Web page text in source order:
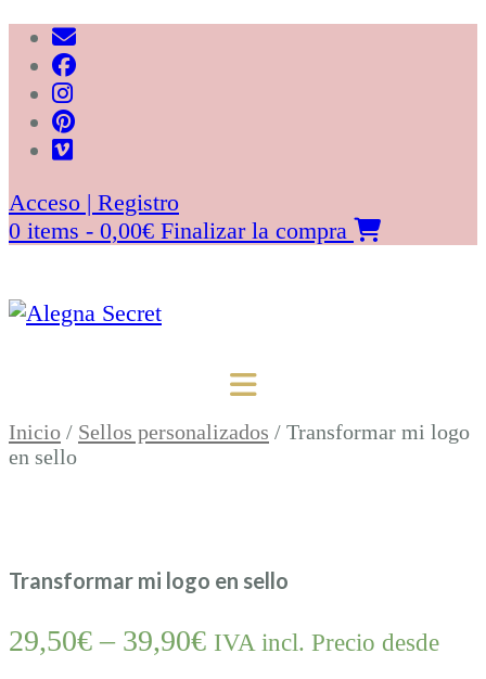
Saltar
contenido
Acceso | Registro
0 items - 0,00€ Finalizar la compra
Inicio / Sellos personalizados / Transformar mi logo
en sello
Transformar mi logo en sello
29,50€– 39,90€ IVA incl. Precio desde